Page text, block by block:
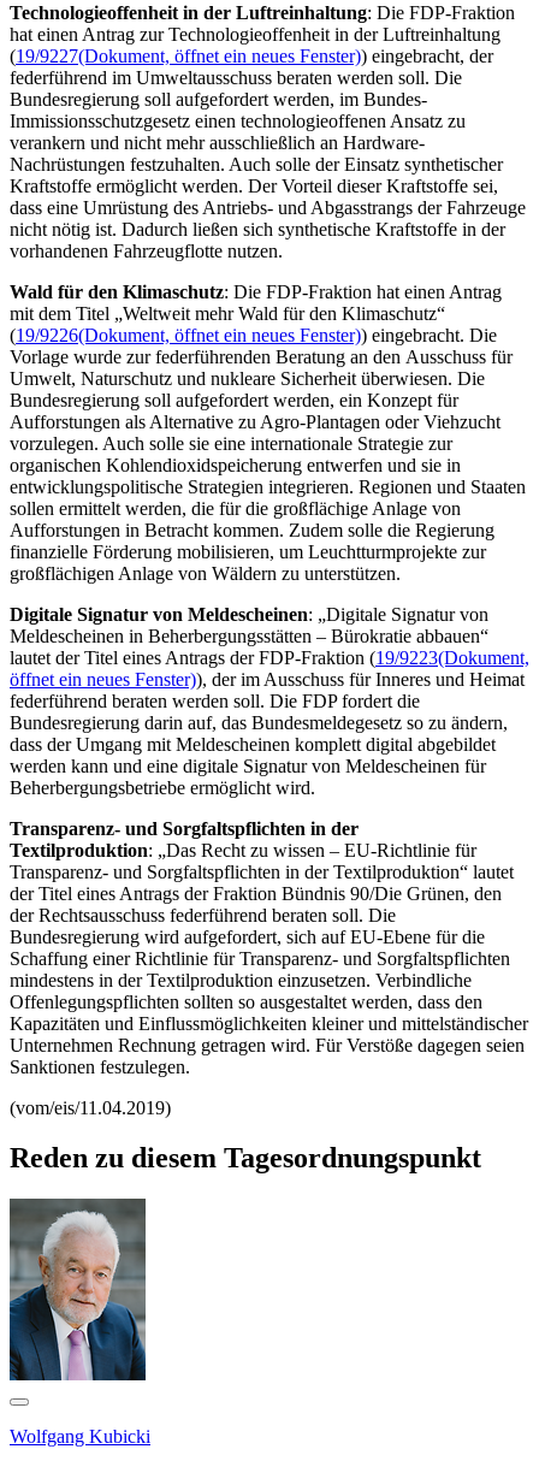
Technologieoffenheit in der Luftreinhaltung: Die FDP-Fraktion
hat einen Antrag zur Technologieoffenheit in der Luftreinhaltung
(19/9227(Dokument, öffnet ein neues Fenster)) eingebracht, der
federführend im Umweltausschuss beraten werden soll. Die
Bundesregierung soll aufgefordert werden, im Bundes-
Immissionsschutzgesetz einen technologieoffenen Ansatz zu
verankern und nicht mehr ausschließlich an Hardware-
Nachrüstungen festzuhalten. Auch solle der Einsatz synthetischer
Kraftstoffe ermöglicht werden. Der Vorteil dieser Kraftstoffe sei,
dass eine Umrüstung des Antriebs- und Abgasstrangs der Fahrzeuge
nicht nötig ist. Dadurch ließen sich synthetische Kraftstoffe in der
vorhandenen Fahrzeugflotte nutzen.
Wald für den Klimaschutz: Die FDP-Fraktion hat einen Antrag
mit dem Titel „Weltweit mehr Wald für den Klimaschutz“
(19/9226(Dokument, öffnet ein neues Fenster)) eingebracht. Die
Vorlage wurde zur federführenden Beratung an den Ausschuss für
Umwelt, Naturschutz und nukleare Sicherheit überwiesen. Die
Bundesregierung soll aufgefordert werden, ein Konzept für
Aufforstungen als Alternative zu Agro-Plantagen oder Viehzucht
vorzulegen. Auch solle sie eine internationale Strategie zur
organischen Kohlendioxidspeicherung entwerfen und sie in
entwicklungspolitische Strategien integrieren. Regionen und Staaten
sollen ermittelt werden, die für die großflächige Anlage von
Aufforstungen in Betracht kommen. Zudem solle die Regierung
finanzielle Förderung mobilisieren, um Leuchtturmprojekte zur
großflächigen Anlage von Wäldern zu unterstützen.
Digitale Signatur von Meldescheinen: „Digitale Signatur von
Meldescheinen in Beherbergungsstätten – Bürokratie abbauen“
lautet der Titel eines Antrags der FDP-Fraktion (19/9223(Dokument,
öffnet ein neues Fenster)), der im Ausschuss für Inneres und Heimat
federführend beraten werden soll. Die FDP fordert die
Bundesregierung darin auf, das Bundesmeldegesetz so zu ändern,
dass der Umgang mit Meldescheinen komplett digital abgebildet
werden kann und eine digitale Signatur von Meldescheinen für
Beherbergungsbetriebe ermöglicht wird.
Transparenz- und Sorgfaltspflichten in der
Textilproduktion: „Das Recht zu wissen – EU-Richtlinie für
Transparenz- und Sorgfaltspflichten in der Textilproduktion“ lautet
der Titel eines Antrags der Fraktion Bündnis 90/Die Grünen, den
der Rechtsausschuss federführend beraten soll. Die
Bundesregierung wird aufgefordert, sich auf EU-Ebene für die
Schaffung einer Richtlinie für Transparenz- und Sorgfaltspflichten
mindestens in der Textilproduktion einzusetzen. Verbindliche
Offenlegungspflichten sollten so ausgestaltet werden, dass den
Kapazitäten und Einflussmöglichkeiten kleiner und mittelständischer
Unternehmen Rechnung getragen wird. Für Verstöße dagegen seien
Sanktionen festzulegen.
(vom/eis/11.04.2019)
Reden zu diesem Tagesordnungspunkt
Wolfgang Kubicki